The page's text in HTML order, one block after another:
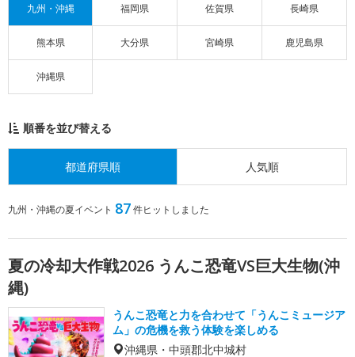
九州・沖縄 福岡県 佐賀県 長崎県
熊本県 大分県 宮崎県 鹿児島県
沖縄県
順番を並び替える
都道府県順 人気順
九州・沖縄の夏イベント 87件ヒットしました
夏の冷却大作戦2026 うんこ恐竜VS巨大生物(沖
縄)
うんこ恐竜と力を合わせて「うんこミュージア
ム」の危機を救う体験を楽しめる
沖縄県・中頭郡北中城村